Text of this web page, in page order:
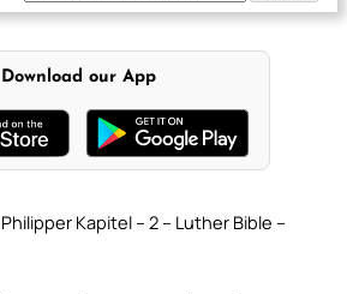
this
Download our App
Philipper Kapitel – 2 – Luther Bible –